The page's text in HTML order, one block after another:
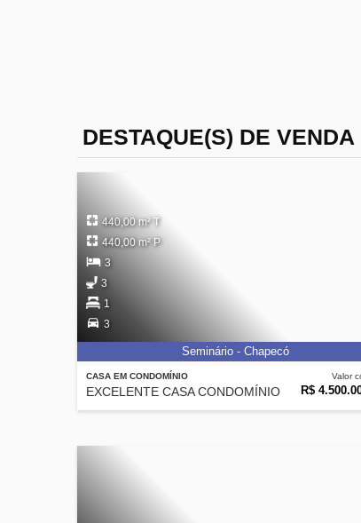
DESTAQUE(S) DE VENDA
CASA EM CONDOMÍNIO
EXCELENTE CASA CONDOMÍNIO
Valor
R$
440,00 m² T
440,00 m² P
3
3
1
3
Seminário - Chapecó